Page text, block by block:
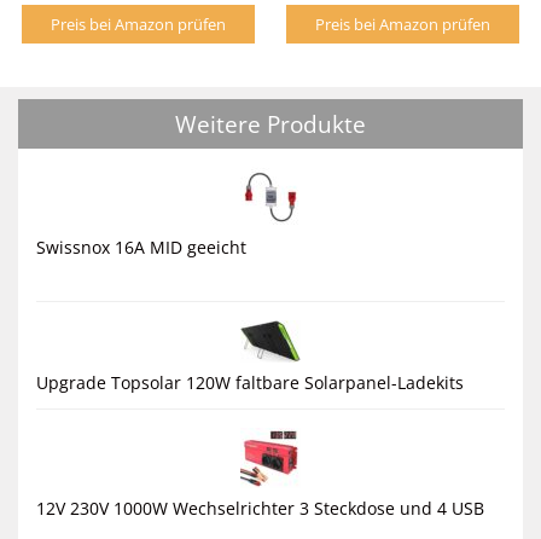
Preis bei Amazon prüfen Preis bei Amazon prüfen
Weitere Produkte
Swissnox 16A MID geeicht
Upgrade Topsolar 120W faltbare Solarpanel-Ladekits
12V 230V 1000W Wechselrichter 3 Steckdose und 4 USB